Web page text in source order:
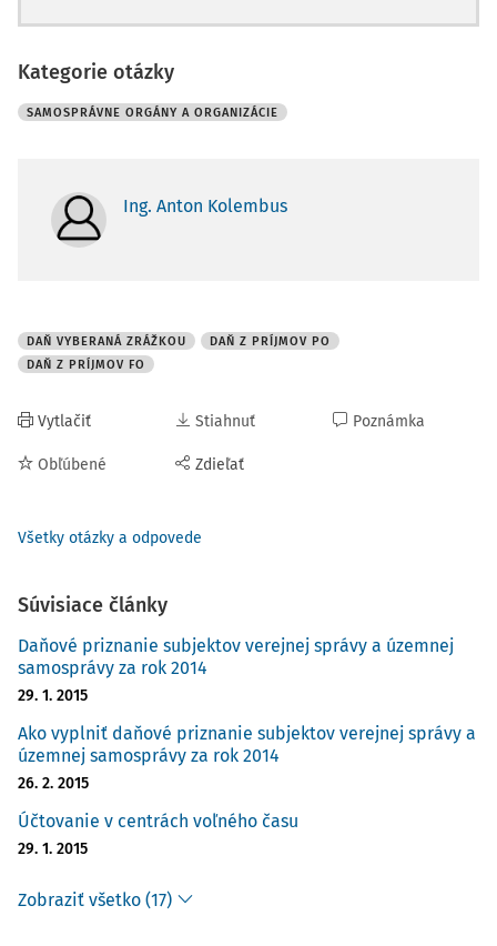
Kategorie otázky
SAMOSPRÁVNE ORGÁNY A ORGANIZÁCIE
Ing. Anton Kolembus
DAŇ VYBERANÁ ZRÁŽKOU
DAŇ Z PRÍJMOV PO
DAŇ Z PRÍJMOV FO
Vytlačiť
Obľúbené
Stiahnuť
Zdieľať
Poznámka
Všetky otázky a odpovede
Súvisiace články
Daňové priznanie subjektov verejnej správy a územnej
samosprávy za rok 2014
29. 1. 2015
Ako vyplniť daňové priznanie subjektov verejnej správy a
územnej samosprávy za rok 2014
26. 2. 2015
Účtovanie v centrách voľného času
29. 1. 2015
Zobraziť všetko (17)